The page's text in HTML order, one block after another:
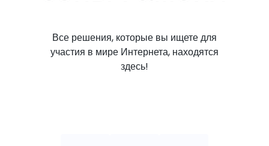
Все решения, которые вы ищете для
участия в мире Интернета, находятся
здесь!